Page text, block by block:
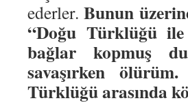
ederler.Bunun
“Doğu Türklüğü ile
bağlar kopmuş
savaşırken
Türklüğü arasında